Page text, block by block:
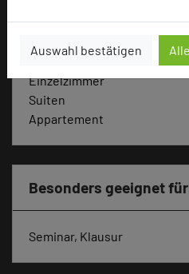
Auswahl bestätigen
Einzelzimmer
Suiten
Appartement
Besonders geeignet für
Seminar, Klausur